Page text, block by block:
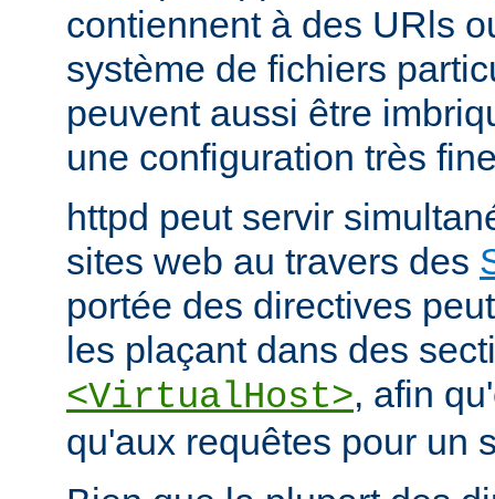
contiennent à des URls
système de fichiers
peuvent aussi être
une configuration très
httpd peut servir
sites web au travers des
portée des directives
les plaçant dans des
<VirtualHost>, afin
qu'aux requêtes pour un